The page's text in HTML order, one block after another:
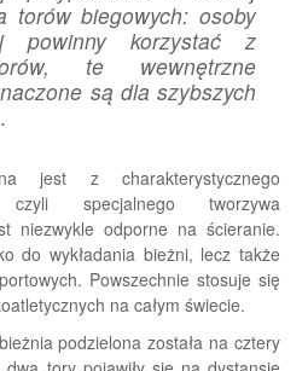
torów biegowych: osoby
powinny korzystać z
te wewnętrzne
są dla szybszych
jest z charakterystycznego
specjalnego tworzywa
niezwykle odporne na ścieranie.
do wykładania bieżni, lecz także
Powszechnie stosuje się
na całym świecie.
podzielona została na cztery